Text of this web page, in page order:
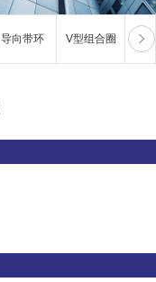
导向带环 V型组合圈 夹